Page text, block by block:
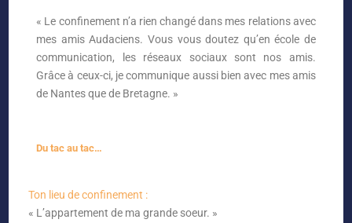
« Le confinement n’a rien changé dans mes relations avec
mes amis Audaciens. Vous vous doutez qu’en école de
communication, les réseaux sociaux sont nos amis.
Grâce à ceux-ci, je communique aussi bien avec mes amis
de Nantes que de Bretagne. »
Du tac au tac…
Ton lieu de confinement :
« L’appartement de ma grande soeur. »